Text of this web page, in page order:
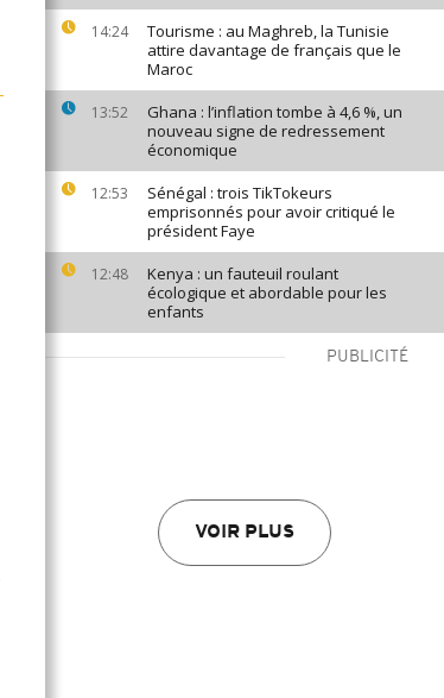
14:24
Tourisme : au Maghreb, la Tunisie
attire davantage de français que le
Maroc
13:52
Ghana : l’inflation tombe à 4,6 %, un
nouveau signe de redressement
économique
12:53
Sénégal : trois TikTokeurs
emprisonnés pour avoir critiqué le
président Faye
12:48
Kenya : un fauteuil roulant
écologique et abordable pour les
enfants
PUBLICITÉ
VOIR PLUS